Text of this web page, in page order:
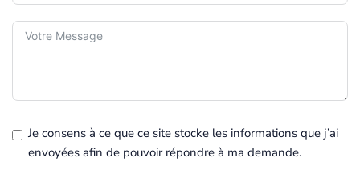
Je consens à ce que ce site stocke les informations que j’ai
envoyées afin de pouvoir répondre à ma demande.